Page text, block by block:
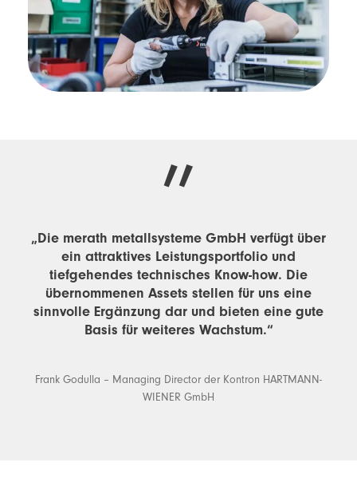
„Die merath metallsysteme GmbH verfügt über
ein attraktives Leistungsportfolio und
tiefgehendes technisches Know-how. Die
übernommenen Assets stellen für uns eine
sinnvolle Ergänzung dar und bieten eine gute
Basis für weiteres Wachstum.“
Frank Godulla – Managing Director der Kontron HARTMANN-
WIENER GmbH